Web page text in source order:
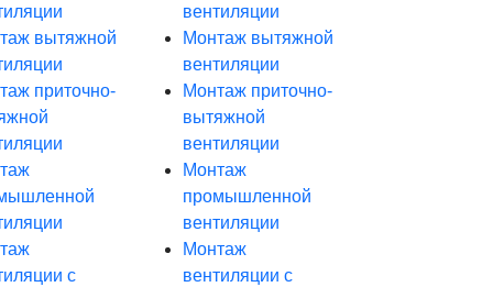
вытяжной
приточно-
с
вентиляции
Монтаж вытяжной
вентиляции
Монтаж приточно-
вытяжной
вентиляции
Монтаж
промышленной
вентиляции
Монтаж
вентиляции с